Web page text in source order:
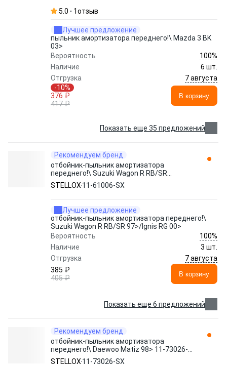
5.0 1отзыв
Лучшее предложение
пыльник амортизатора переднего!\ Mazda 3 BK
03>
Вероятность
100%
Наличие
6 шт.
Отгрузка
7 августа
-10%
376 ₽
417 ₽
В корзину
Показать еще 35 предложений
Рекомендуем бренд
отбойник-пыльник амортизатора
переднего!\ Suzuki Wagon R RB/SR
97>/Ignis RG 00> 11-61006-SX STELLOX
STELLOX 11-61006-SX
Лучшее предложение
отбойник-пыльник амортизатора переднего!\
Suzuki Wagon R RB/SR 97>/Ignis RG 00>
Вероятность
100%
Наличие
3 шт.
Отгрузка
7 августа
385 ₽
405 ₽
В корзину
Показать еще 6 предложений
Рекомендуем бренд
отбойник-пыльник амортизатора
переднего!\ Daewoo Matiz 98> 11-73026-
SX STELLOX
STELLOX 11-73026-SX